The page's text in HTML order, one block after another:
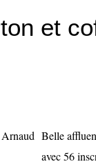
et
Belle
avec 56